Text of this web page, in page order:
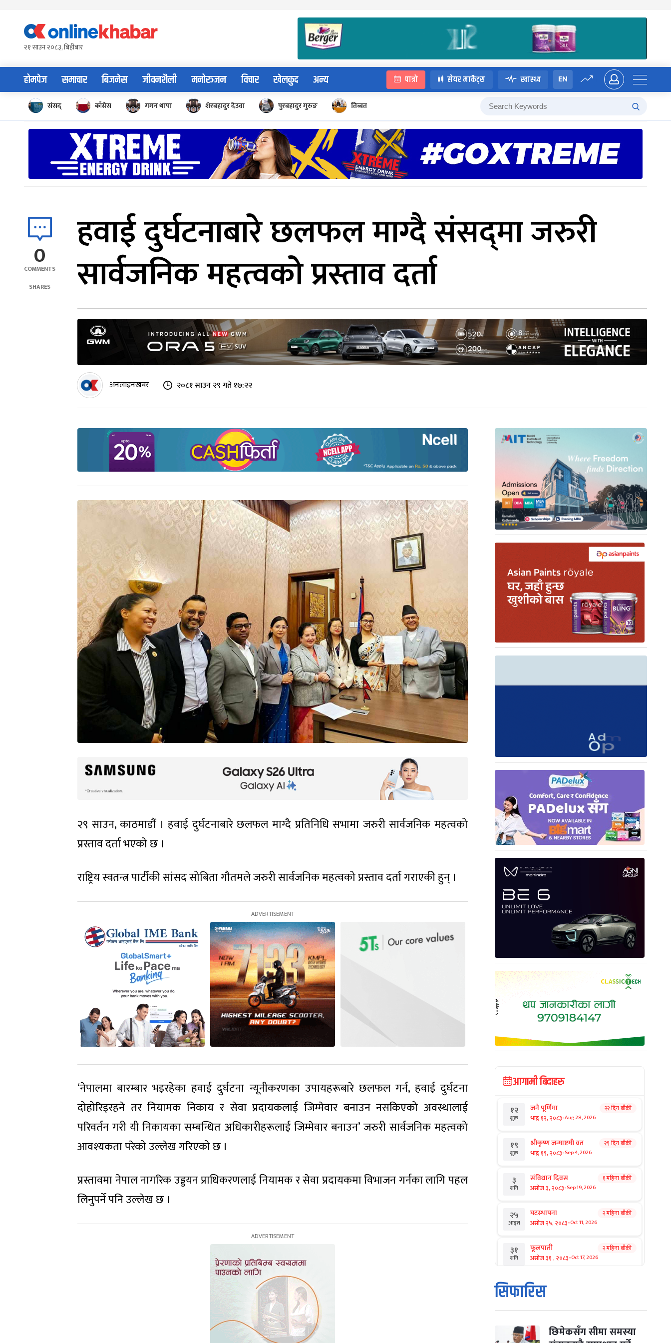
content२१ साउन २०८३, बिहीबार
होमपेज समाचार बिजनेस जीवनशैली मनोरञ्जन विचार खेलकुद अन्य पात्रो सेयर मार्केट्स स्वास्थ्य EN
संसद् काँग्रेस गगन थापा शेरबहादुर देउवा पुरबहादुर गुरुङ तिब्बत
0
COMMENTS
SHARES
हवाई दुर्घटनाबारे छलफल माग्दै संसद्‌मा जरुरी
सार्वजनिक महत्वको प्रस्ताव दर्ता
अनलाइनखबर २०८१ साउन २९ गते १७:२२
२९ साउन, काठमाडौं । हवाई दुर्घटनाबारे छलफल माग्दै प्रतिनिधि सभामा जरुरी सार्वजनिक महत्वको
प्रस्ताव दर्ता भएको छ ।
राष्ट्रिय स्वतन्त्र पार्टीकी सांसद सोबिता गौतमले जरुरी सार्वजनिक महत्वको प्रस्ताव दर्ता गराएकी हुन् ।
‘नेपालमा बारम्बार भइरहेका हवाई दुर्घटना न्यूनीकरणका उपायहरूबारे छलफल गर्न, हवाई दुर्घटना
दोहोरिइरहने तर नियामक निकाय र सेवा प्रदायकलाई जिम्मेवार बनाउन नसकिएको अवस्थालाई
परिवर्तन गरी यी निकायका सम्बन्धित अधिकारीहरूलाई जिम्मेवार बनाउन’ जरुरी सार्वजनिक महत्वको
आवश्यकता परेको उल्लेख गरिएको छ ।
प्रस्तावमा नेपाल नागरिक उड्डयन प्राधिकरणलाई नियामक र सेवा प्रदायकमा विभाजन गर्नका लागि पहल
लिनुपर्ने पनि उल्लेख छ ।
आगामी बिदाहरु
१२
शुक्र
जनै पूर्णिमा
भाद्र १२, २०८३-Aug 28, 2026
२२ दिन बाँकी
१९
शुक्र
श्रीकृष्ण जन्माष्टमी व्रत
भाद्र १९, २०८३-Sep 4, 2026
२९ दिन बाँकी
३
शनि
संविधान दिवस
असोज ३, २०८३-Sep 19, 2026
१ महिना बाँकी
२५
आइत
घटस्थापना
असोज २५, २०८३-Oct 11, 2026
२ महिना बाँकी
३१
शनि
फूलपाती
असोज ३१ , २०८३-Oct 17, 2026
२ महिना बाँकी
१
आइत
कार्तिक सङ्क्रान्ति
कार्तिक १, २०८३
मंगल कार्तिक ३, २०८३-Oct 20, 2026
सिफारिस
छिमेकसँग सीमा समस्या